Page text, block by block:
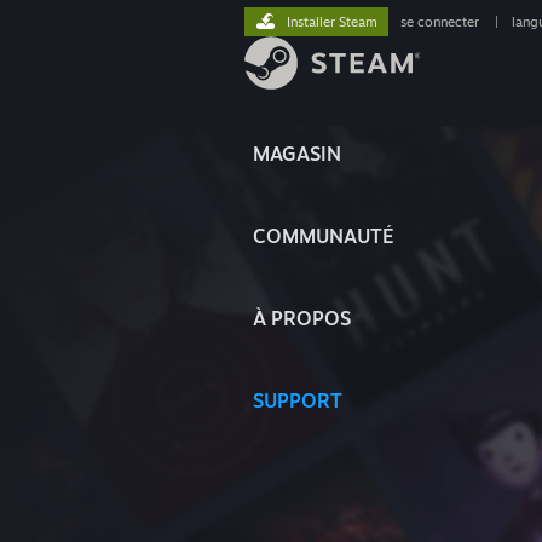
MAGASIN
COMMUNAUTÉ
À PROPOS
SUPPORT
Installer Steam se connecter